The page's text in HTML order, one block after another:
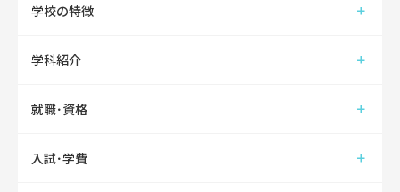
学校の特徴
学科紹介
就職･資格
入試･学費